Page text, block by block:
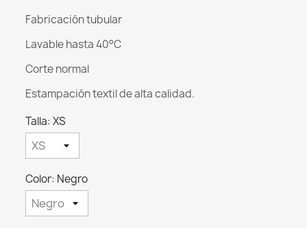
Fabricación tubular
Lavable hasta 40°C
Corte normal
Estampación textil de alta calidad.
Talla: XS
Color: Negro